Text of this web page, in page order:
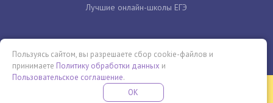
Лучшие онлайн-школы ЕГЭ
Бесплатная летняя школа
Пользуясь сайтом, вы разрешаете сбор cookie-файлов и
принимаете Политику обработки данных и
Пользовательское соглашение.
OK